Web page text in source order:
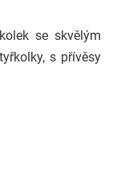
se skvělým
s přívěsy